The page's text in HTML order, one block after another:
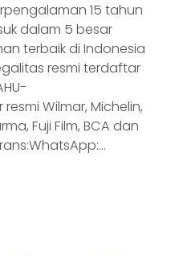
15 tahun
dalam 5 besar
terbaik di Indonesia
resmi terdaftar
Wilmar, Michelin,
Fuji Film, BCA dan